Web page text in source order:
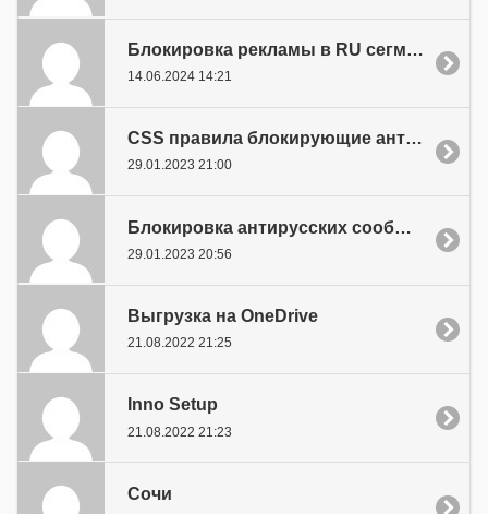
Блокировка рекламы в RU сегмента
14.06.2024 14:21
CSS правила блокирующие
29.01.2023 21:00
Блокировка антирусских сообщений в
29.01.2023 20:56
Выгрузка на OneDrive
21.08.2022 21:25
Inno Setup
21.08.2022 21:23
Сочи